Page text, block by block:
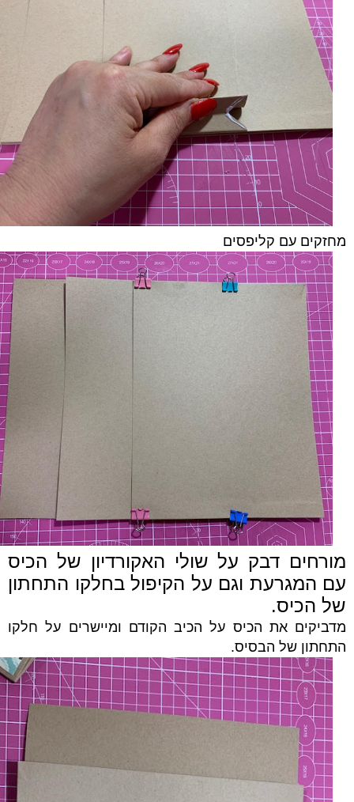
מחזקים עם קליפסים
מורחים דבק על שולי האקורדיון של הכיס
עם המגרעת וגם על הקיפול בחלקו התחתון
של הכיס.
מדביקים את הכיס על הכיב הקודם ומיישרים על חלקו
התחתון של הבסיס.